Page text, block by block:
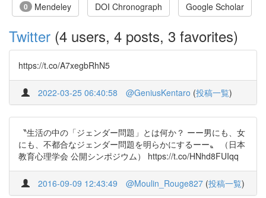
0 Mendeley DOI Chronograph Google Scholar
Twitter (4 users, 4 posts, 3 favorites)
https://t.co/A7xegbRhN5
2022-03-25 06:40:58 @GeniusKentaro (投稿一覧)
〝生活の中の「ジェンダー問題」とは何か？ ーー男にも、女
にも、不都合なジェンダー問題を明らかにするーー〟 （日本
教育心理学会 公開シンポジウム） https://t.co/HNhd8FUIqq
2016-09-09 12:43:49 @Moulin_Rouge827 (投稿一覧)